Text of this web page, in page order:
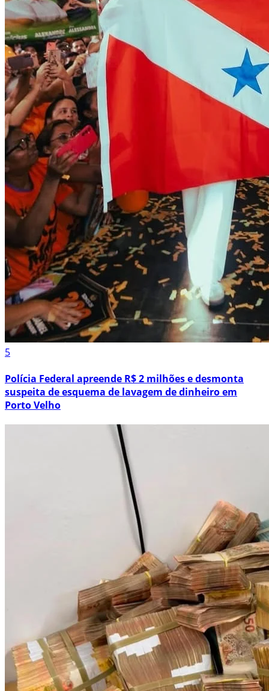
5
Polícia Federal apreende R$ 2 milhões e desmonta
suspeita de esquema de lavagem de dinheiro em
Porto Velho